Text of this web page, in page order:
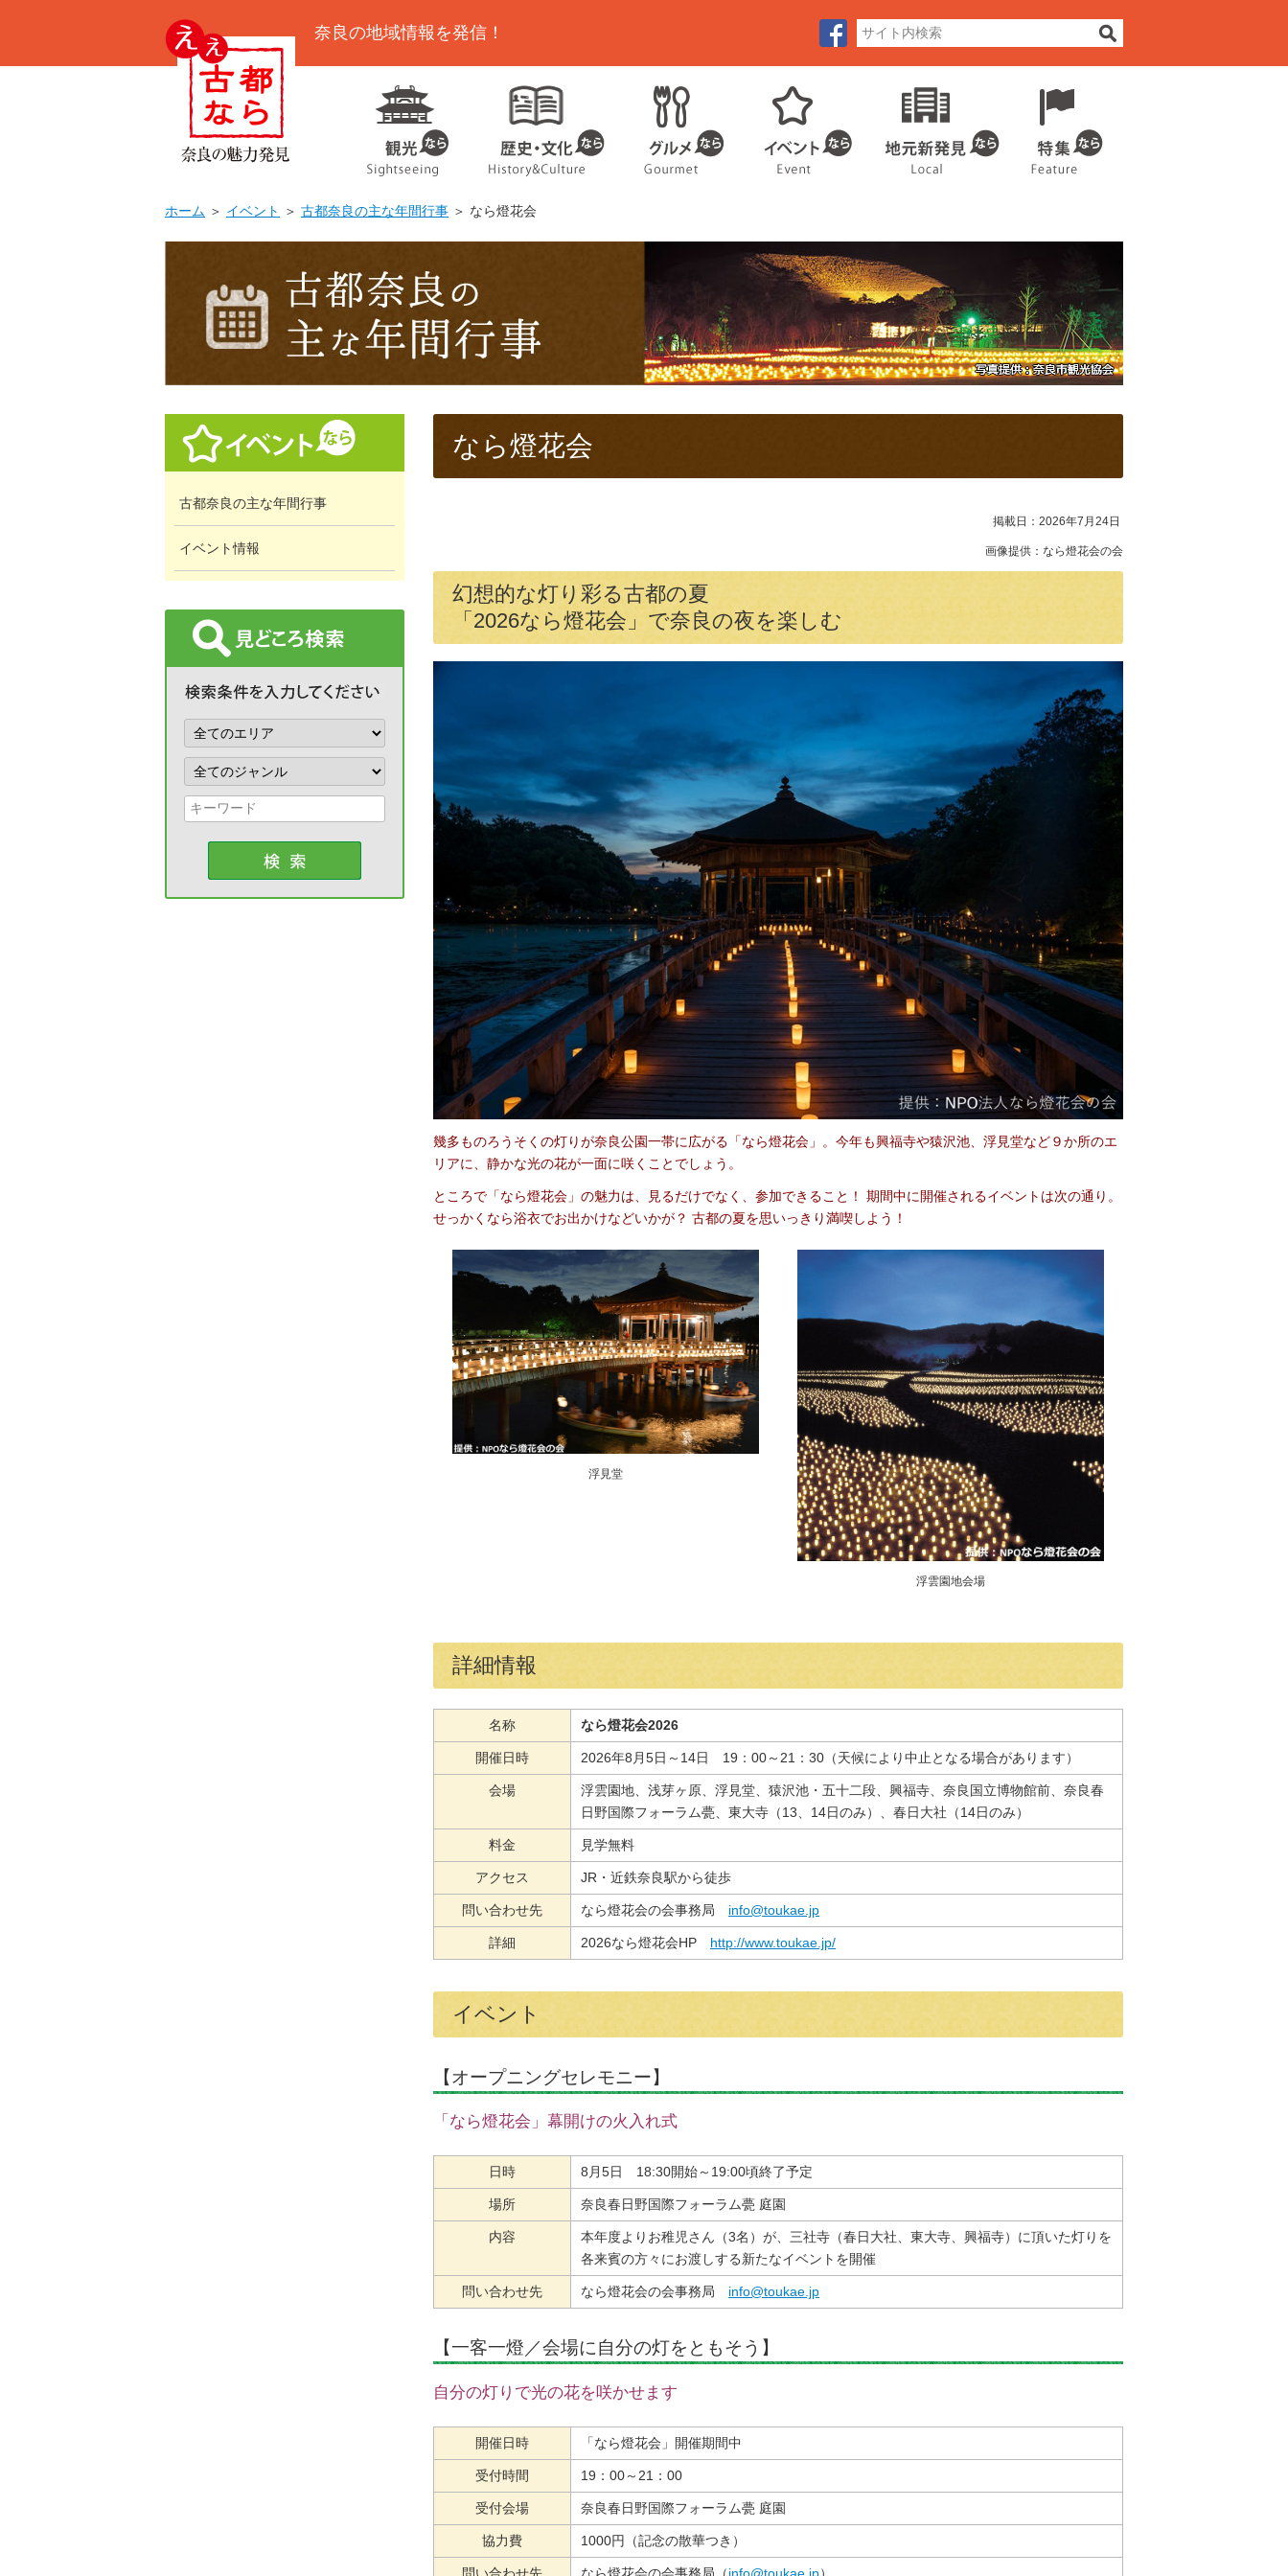
奈良の地域情報を発信！
ホーム ＞ イベント ＞ 古都奈良の主な年間行事 ＞ なら燈花会
古都奈良の主な年間行事
イベント情報
なら燈花会
掲載日：2026年7月24日
画像提供：なら燈花会の会
幻想的な灯り彩る古都の夏
「2026なら燈花会」で奈良の夜を楽しむ
幾多ものろうそくの灯りが奈良公園一帯に広がる「なら燈花会」。今年も興福寺や猿沢池、浮見堂など９か所のエ
リアに、静かな光の花が一面に咲くことでしょう。
ところで「なら燈花会」の魅力は、見るだけでなく、参加できること！ 期間中に開催されるイベントは次の通り。
せっかくなら浴衣でお出かけなどいかが？ 古都の夏を思いっきり満喫しよう！
浮見堂
浮雲園地会場
詳細情報
名称 なら燈花会2026
開催日時 2026年8月5日～14日 19：00～21：30（天候により中止となる場合があります）
会場
浮雲園地、浅芽ヶ原、浮見堂、猿沢池・五十二段、興福寺、奈良国立博物館前、奈良春
日野国際フォーラム甍、東大寺（13、14日のみ）、春日大社（14日のみ）
料金 見学無料
アクセス JR・近鉄奈良駅から徒歩
問い合わせ先 なら燈花会の会事務局 info@toukae.jp
詳細 2026なら燈花会HP http://www.toukae.jp/
イベント
【オープニングセレモニー】
「なら燈花会」幕開けの火入れ式
日時 8月5日 18:30開始～19:00頃終了予定
場所 奈良春日野国際フォーラム甍 庭園
内容
本年度よりお稚児さん（3名）が、三社寺（春日大社、東大寺、興福寺）に頂いた灯りを
各来賓の方々にお渡しする新たなイベントを開催
問い合わせ先 なら燈花会の会事務局 info@toukae.jp
【一客一燈／会場に自分の灯をともそう】
自分の灯りで光の花を咲かせます
開催日時 「なら燈花会」開催期間中
受付時間 19：00～21：00
受付会場 奈良春日野国際フォーラム甍 庭園
協力費 1000円（記念の散華つき）
問い合わせ先 なら燈花会の会事務局（info@toukae.jp）